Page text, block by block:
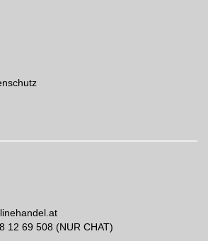
12 69 508 (NUR CHAT)